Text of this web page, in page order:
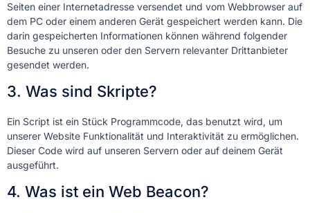
Seiten einer Internetadresse versendet und vom Webbrowser auf
dem PC oder einem anderen Gerät gespeichert werden kann. Die
darin gespeicherten Informationen können während folgender
Besuche zu unseren oder den Servern relevanter Drittanbieter
gesendet werden.
3. Was sind Skripte?
Ein Script ist ein Stück Programmcode, das benutzt wird, um
unserer Website Funktionalität und Interaktivität zu ermöglichen.
Dieser Code wird auf unseren Servern oder auf deinem Gerät
ausgeführt.
4. Was ist ein Web Beacon?